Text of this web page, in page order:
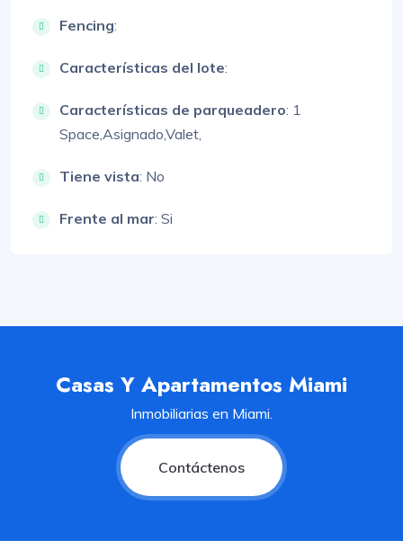
Fencing:
Características del lote:
Características de parqueadero: 1
Space,Asignado,Valet,
Tiene vista: No
Frente al mar: Si
Casas Y Apartamentos Miami
Inmobiliarias en Miami.
Contáctenos